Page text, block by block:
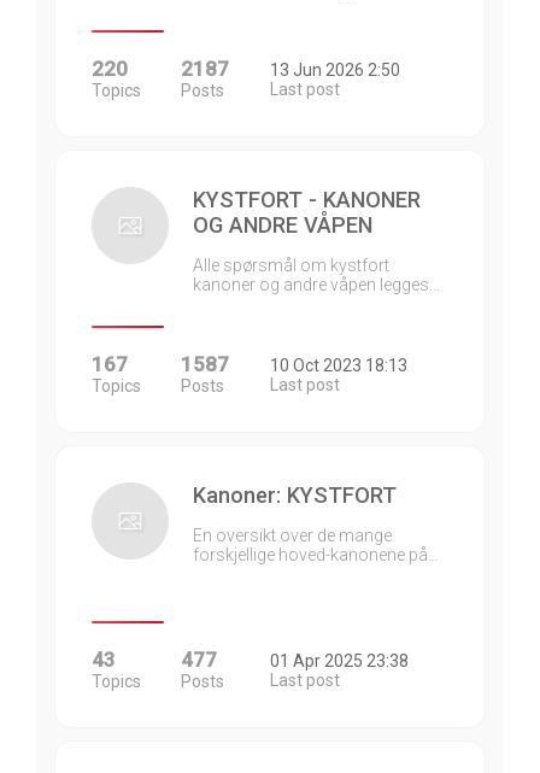
220
Topics
2187
Posts
13 Jun 2026 2:50
Last post
KYSTFORT - KANONER
OG ANDRE VÅPEN
Alle spørsmål om kystfort
kanoner og andre våpen legges…
167
Topics
1587
Posts
10 Oct 2023 18:13
Last post
Kanoner: KYSTFORT
En oversikt over de mange
forskjellige hoved-kanonene på…
43
Topics
477
Posts
01 Apr 2025 23:38
Last post